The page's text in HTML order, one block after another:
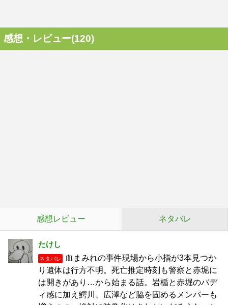
感想・レビュー(120)
感想レビュー ネタバレ
たけし
ネタバレ
血まみれの事件現場から小指が3本見つか
り遺体は行方不明。死亡推定時刻も警察と赤堀に
は開きがあり…から始まる話。岩楯と赤堀のバデ
ィ感に加え鰐川、広澤など脇を固めるメンバーも